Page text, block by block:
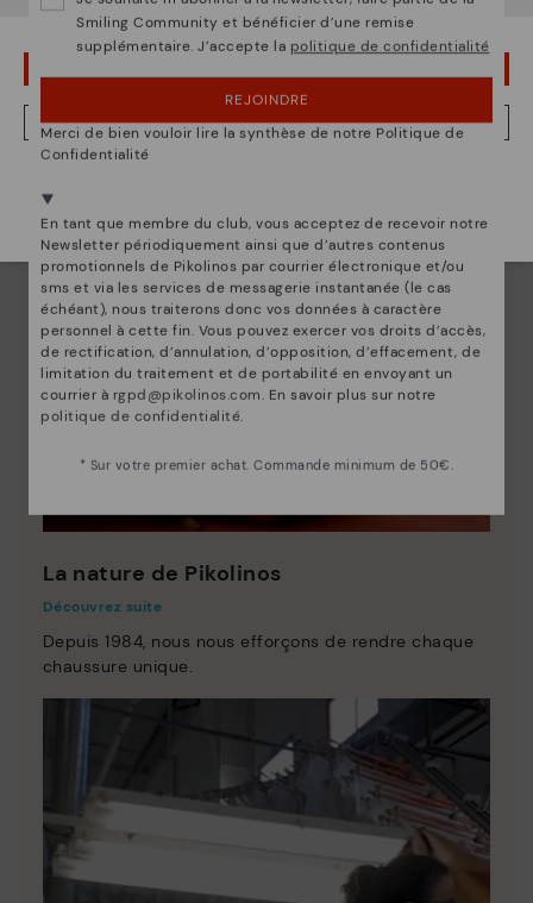
La nature de Pikolinos
Découvrez suite
Depuis 1984, nous nous efforçons de rendre chaque
chaussure unique.
NON, JE VEUX ALLER SUR LE SITE WEB DU LUXEMBOURG
Smiling Community et bénéficier d’une remise
supplémentaire. J’accepte la politique de confidentialité
REJOINDRE
Merci de bien vouloir lire la synthèse de notre Politique de
Confidentialité
En tant que membre du club, vous acceptez de recevoir notre
Newsletter périodiquement ainsi que d’autres contenus
promotionnels de Pikolinos par courrier électronique et/ou
sms et via les services de messagerie instantanée (le cas
échéant), nous traiterons donc vos données à caractère
personnel à cette fin. Vous pouvez exercer vos droits d’accès,
de rectification, d’annulation, d’opposition, d’effacement, de
limitation du traitement et de portabilité en envoyant un
courrier à rgpd@pikolinos.com. En savoir plus sur notre
politique de confidentialité.
* Sur votre premier achat. Commande minimum de 50€.